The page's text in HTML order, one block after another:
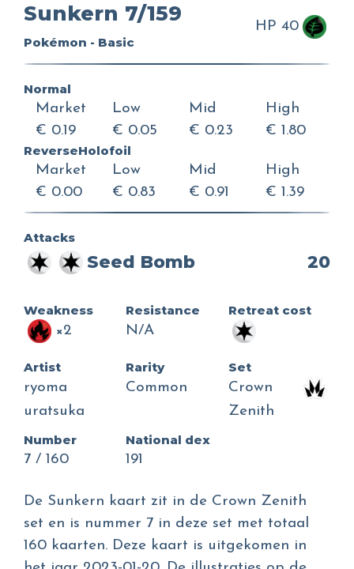
Sunkern 7/159
Pokémon - Basic
HP 40
Normal
Market
€ 0.19
Low
€ 0.05
Mid
€ 0.23
High
€ 1.80
ReverseHolofoil
Market
€ 0.00
Low
€ 0.83
Mid
€ 0.91
High
€ 1.39
Attacks
Seed Bomb 20
Weakness
×2
Resistance
N/A
Retreat cost
Artist
ryoma
uratsuka
Rarity
Common
Set
Crown
Zenith
Number
7 / 160
National dex
191
De Sunkern kaart zit in de Crown Zenith
set en is nummer 7 in deze set met totaal
160 kaarten. Deze kaart is uitgekomen in